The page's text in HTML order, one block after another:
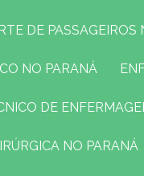
DE
NO PARANÁ
DE
NO PARANÁ